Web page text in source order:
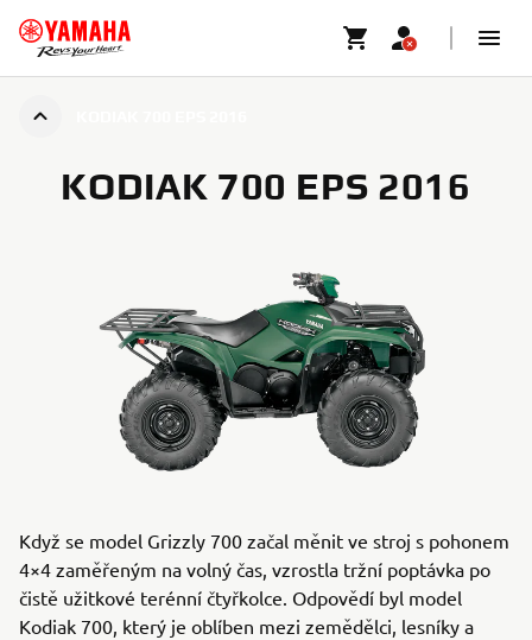
KODIAK 700 EPS 2016
Když se model Grizzly 700 začal měnit ve stroj s pohonem
4×4 zaměřeným na volný čas, vzrostla tržní poptávka po
čistě užitkové terénní čtyřkolce. Odpovědí byl model
Kodiak 700, který je oblíben mezi zemědělci, lesníky a